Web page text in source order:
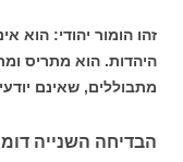
זהו הומור יהודי: הוא
היהדות. הוא מתריס
מתבוללים, שאינם
הבדיחה השנייה